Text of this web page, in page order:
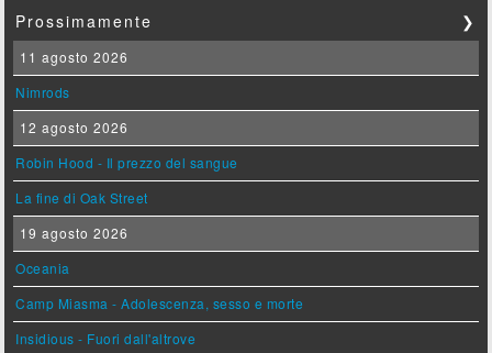
Prossimamente ❯
11 agosto 2026
Nimrods
12 agosto 2026
Robin Hood - Il prezzo del sangue
La fine di Oak Street
19 agosto 2026
Oceania
Camp Miasma - Adolescenza, sesso e morte
Insidious - Fuori dall'altrove